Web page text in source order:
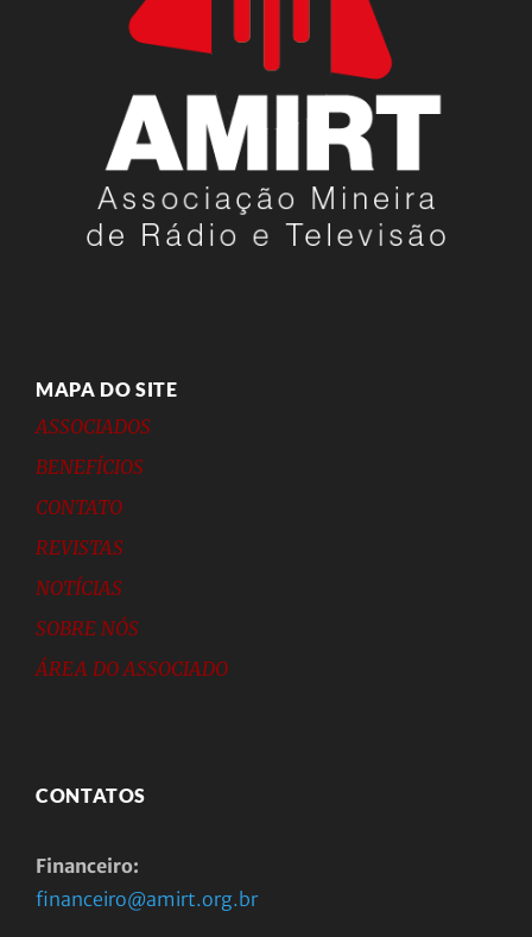
MAPA DO SITE
ASSOCIADOS
BENEFÍCIOS
CONTATO
REVISTAS
NOTÍCIAS
SOBRE NÓS
ÁREA DO ASSOCIADO
CONTATOS
Financeiro:
financeiro@amirt.org.br